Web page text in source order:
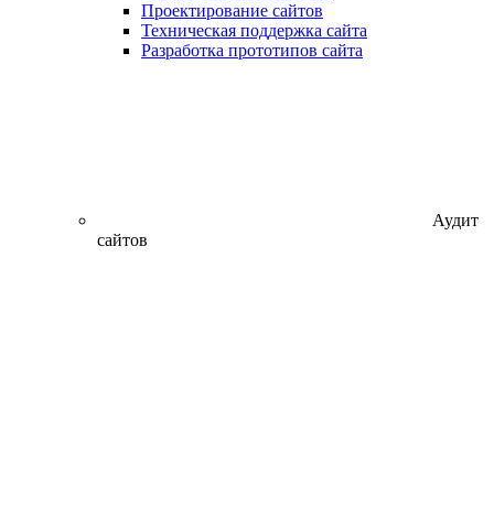
Проектирование сайтов
Техническая поддержка сайта
Разработка прототипов сайта
Аудит
сайтов